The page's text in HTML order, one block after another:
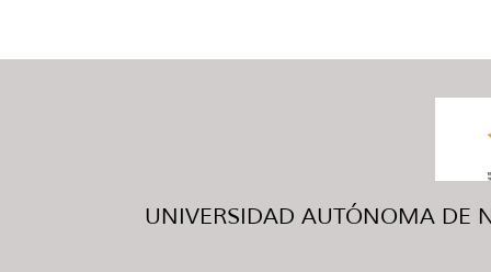
UNIVERSIDAD AUTÓNOMA DE